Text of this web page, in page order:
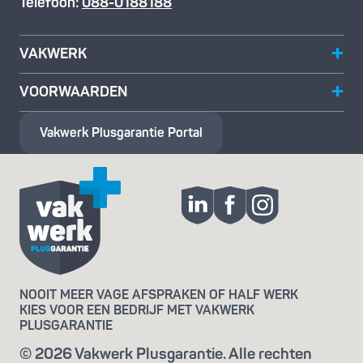
VAKWERK
VOORWAARDEN
Vakwerk Plusgarantie Portal
NOOIT MEER VAGE AFSPRAKEN OF HALF WERK
KIES VOOR EEN BEDRIJF MET VAKWERK
PLUSGARANTIE
© 2026 Vakwerk Plusgarantie. Alle rechten